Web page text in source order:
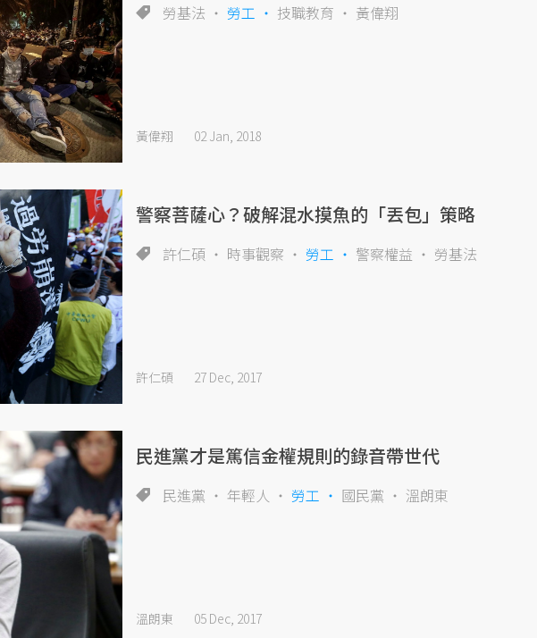
勞基法 勞工 技職教育 黃偉翔
黃偉翔 02 Jan, 2018
警察菩薩心？破解混水摸魚的「丟包」策略
許仁碩 時事觀察 勞工 警察權益 勞基法
許仁碩 27 Dec, 2017
民進黨才是篤信金權規則的錄音帶世代
民進黨 年輕人 勞工 國民黨 溫朗東
溫朗東 05 Dec, 2017